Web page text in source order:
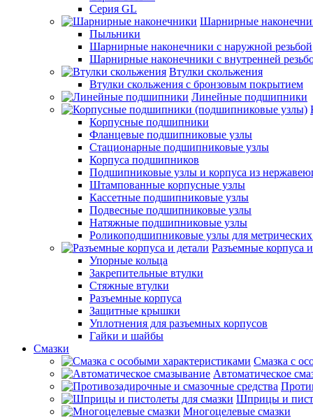
Серия GL
Шарнирные
Пыльники
Шарнирные наконечники с наружной резьбой
Шарнирные наконечники с внутренней
Втулки скольжения
Втулки скольжения с бронзовым покрытием
Линейные подшипники
Корпусные подшипники
Фланцевые подшипниковые узлы
Стационарные подшипниковые узлы
Корпуса подшипников
Подшипниковые узлы и корпуса из
Штампованные корпусные узлы
Кассетные подшипниковые узлы
Подвесные подшипниковые узлы
Натяжные подшипниковые узлы
Роликоподшипниковые узлы для
Разъемные корпуса
Упорные кольца
Закрепительные втулки
Стяжные втулки
Разъемные корпуса
Защитные крышки
Уплотнения для разъемных корпусов
Гайки и шайбы
Смазки
Смазка с
Автоматическое
Шприцы и
Многоцелевые смазки